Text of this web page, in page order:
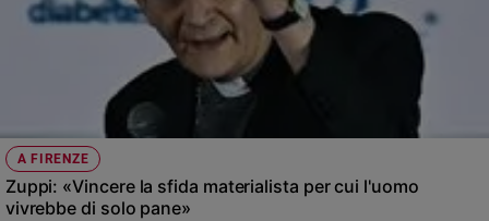
A FIRENZE
Zuppi: «Vincere la sfida materialista per cui l'uomo
vivrebbe di solo pane»